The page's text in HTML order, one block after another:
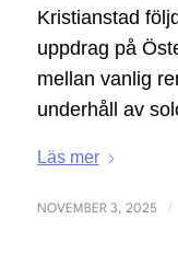
Kristianstad
uppdrag på
mellan vanlig
underhåll av
Läs mer
NOVEMBER 3, 2025 /